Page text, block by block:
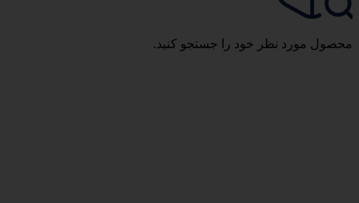
محصول مورد نظر خود را جستجو کنید.